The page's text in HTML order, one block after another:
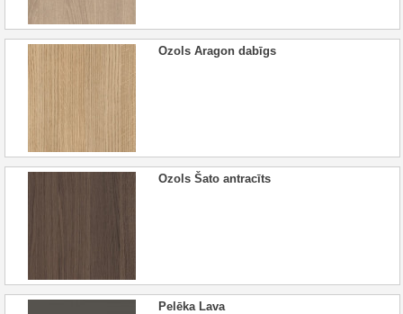
Ozols Aragon dabīgs
Ozols Šato antracīts
Pelēka Lava